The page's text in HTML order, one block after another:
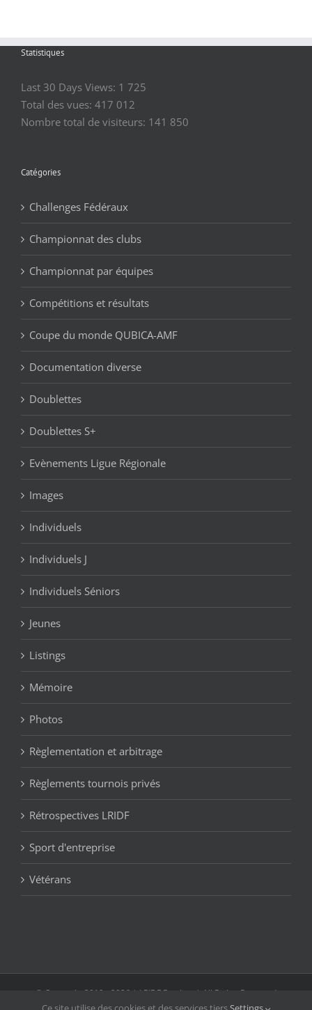
Statistiques
Last 30 Days Views: 1 725
Total des vues: 417 012
Nombre total de visiteurs: 141 850
Catégories
Challenges Fédéraux
Championnat des clubs
Championnat par équipes
Compétitions et résultats
Coupe du monde QUBICA-AMF
Documentation diverse
Doublettes
Doublettes S+
Evènements Ligue Régionale
Images
Individuels
Individuels J
Individuels Séniors
Jeunes
Listings
Mémoire
Photos
Règlementation et arbitrage
Règlements tournois privés
Rétrospectives LRIDF
Sport d'entreprise
Vétérans
© Copyright 2019 - 2026 | LRIDF Bowling | All Rights Reserved